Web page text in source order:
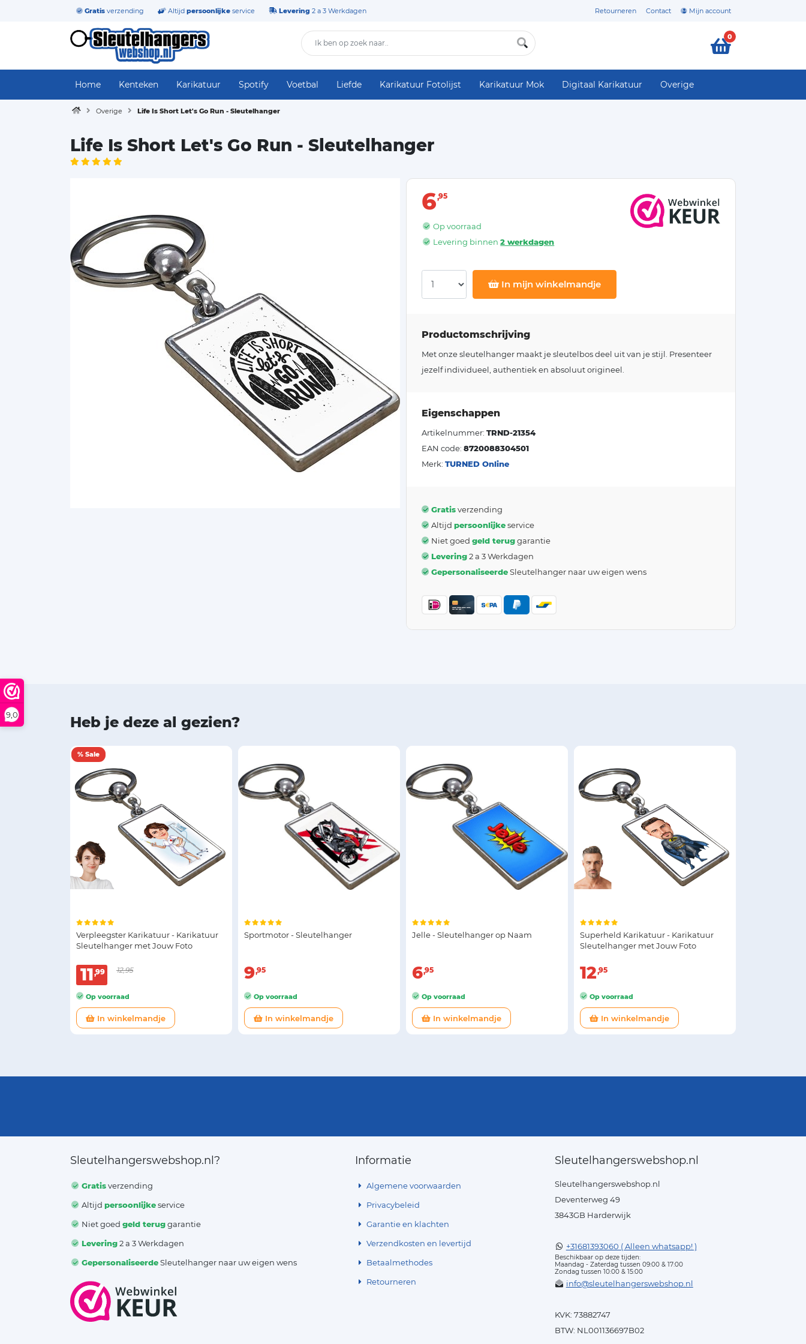
9,0
Gratis verzending Altijd persoonlijke service Levering 2 a 3 Werkdagen Retourneren Contact Mijn account
0
Home Kenteken Karikatuur Spotify Voetbal Liefde Karikatuur Fotolijst Karikatuur Mok Digitaal Karikatuur Overige
Overige Life Is Short Let's Go Run - Sleutelhanger
Life Is Short Let's Go Run - Sleutelhanger
6 95
Op voorraad
Levering binnen2 werkdagen
In mijn winkelmandje
Productomschrijving
Met onze sleutelhanger maakt je sleutelbos deel uit van je stijl. Presenteer
jezelf individueel, authentiek en absoluut origineel.
Eigenschappen
Artikelnummer: TRND-21354
EAN code: 8720088304501
Merk: TURNED Online
Gratisverzending
Altijd persoonlijkeservice
Niet goed geld teruggarantie
Levering2 a 3 Werkdagen
GepersonaliseerdeSleutelhanger naar uw eigen wens
Heb je deze al gezien?
% Sale
Verpleegster Karikatuur - Karikatuur
Sleutelhanger met Jouw Foto
11 99 12,95
Op voorraad
In winkelmandje
Sportmotor - Sleutelhanger
9 95
Op voorraad
In winkelmandje
Jelle - Sleutelhanger op Naam
6 95
Op voorraad
In winkelmandje
Superheld Karikatuur - Karikatuur
Sleutelhanger met Jouw Foto
12 95
Op voorraad
In winkelmandje
Sleutelhangerswebshop.nl?
Gratisverzending
Altijdpersoonlijkeservice
Niet goedgeld teruggarantie
Levering2 a 3 Werkdagen
GepersonaliseerdeSleutelhanger naar uw eigen wens
Informatie
Algemene voorwaarden
Privacybeleid
Garantie en klachten
Verzendkosten en levertijd
Betaalmethodes
Retourneren
Sleutelhangerswebshop.nl
Sleutelhangerswebshop.nl
Deventerweg 49
3843GB Harderwijk
+31681393060 ( Alleen whatsapp! )
Beschikbaar op deze tijden:
Maandag - Zaterdag tussen 09:00 & 17:00
Zondag tussen 10:00 & 15:00
info@sleutelhangerswebshop.nl
KVK: 73882747
BTW: NL001136697B02